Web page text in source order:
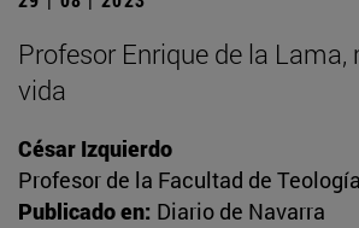
Profesor Enrique de la Lama,
vida
César Izquierdo
Profesor de la Facultad de Teología
Publicado en: Diario de Navarra